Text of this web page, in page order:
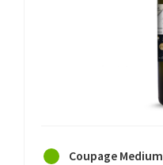
Coupage Medium